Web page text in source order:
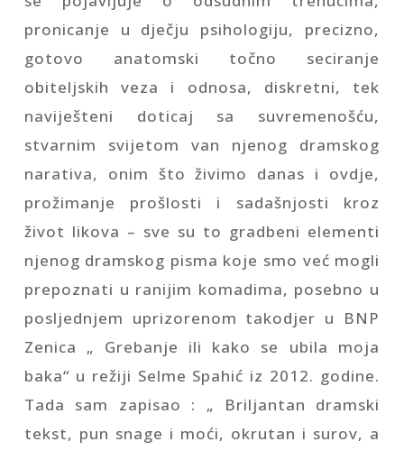
pronicanje u dječju psihologiju, precizno,
gotovo anatomski točno seciranje
obiteljskih veza i odnosa, diskretni, tek
naviješteni doticaj sa suvremenošću,
stvarnim svijetom van njenog dramskog
narativa, onim što živimo danas i ovdje,
prožimanje prošlosti i sadašnjosti kroz
život likova – sve su to gradbeni elementi
njenog dramskog pisma koje smo već mogli
prepoznati u ranijim komadima, posebno u
posljednjem uprizorenom takodjer u BNP
Zenica „ Grebanje ili kako se ubila moja
baka“ u režiji Selme Spahić iz 2012. godine.
Tada sam zapisao : „ Briljantan dramski
tekst, pun snage i moći, okrutan i surov, a